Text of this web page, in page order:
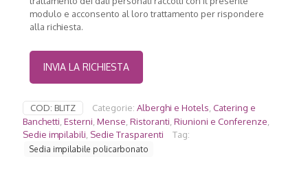
modulo e acconsento al loro trattamento per rispondere
alla richiesta.
COD: BLITZ Categorie: Alberghi e Hotels Catering e
Banchetti Esterni Mense Ristoranti Riunioni e Conferenze
Sedie impilabili Sedie Trasparenti Tag:
Sedia impilabile policarbonato